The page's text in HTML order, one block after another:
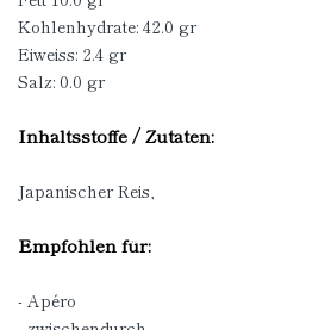
Kohlenhydrate: 42.0 gr
Eiweiss: 2.4 gr
Salz: 0.0 gr
Inhaltsstoffe / Zutaten:
Japanischer Reis,
Empfohlen für:
- Apéro